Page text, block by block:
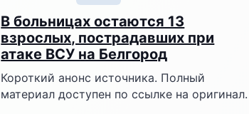
В больницах остаются 13
взрослых, пострадавших при
атаке ВСУ на Белгород
Короткий анонс источника. Полный
материал доступен по ссылке на оригинал.